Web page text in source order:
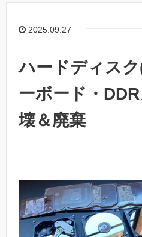
2025.09.27
ハードディス
ーボード・
壊＆廃棄